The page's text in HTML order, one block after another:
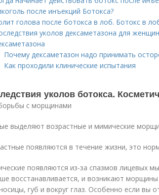
после инъекций Ботокса?
голова после ботокса в лоб. Ботокс в
уколов дексаметазона для
Почему дексаметазон надо принимать
Как проходили клинические испытания
уколов ботокса.
с морщинами
выделяют возрастные и мимические
появляются в течение жизни, это
появляются из-за спазмов лицевых
восстанавливается, и возникают
губ и вокруг глаз. Особенно если вы